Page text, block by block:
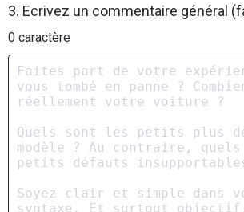
3. Ecrivez un commentaire général
0 caractère